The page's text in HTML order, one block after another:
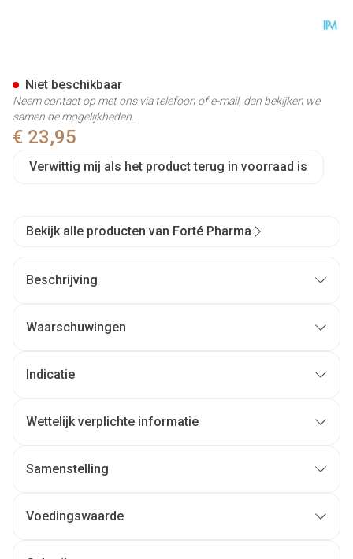
€ 23,95
Verwittig mij als het product terug in voorraad is
Niet beschikbaar
Neem contact op met ons via telefoon of e-mail, dan bekijken we
samen de mogelijkheden.
Bekijk alle producten van Forté Pharma
Beschrijving
Waarschuwingen
Indicatie
Wettelijk verplichte informatie
Samenstelling
Voedingswaarde